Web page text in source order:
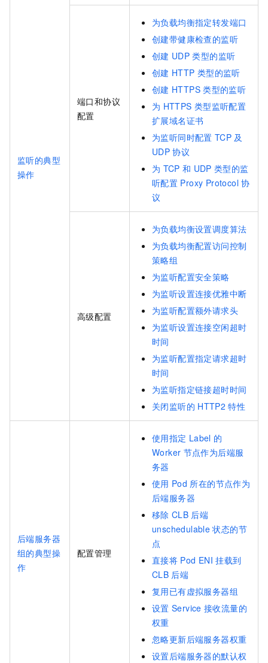
监听的典型
操作
端口和协议
配置
为负载均衡指定转发端口
创建带健康检查的监听
创建 UDP 类型的监听
创建 HTTP 类型的监听
创建 HTTPS 类型的监听
为 HTTPS 类型监听配置
扩展域名证书
为监听同时配置 TCP 及
UDP 协议
为 TCP 和 UDP 类型的监
听配置 Proxy Protocol 协
议
高级配置
为负载均衡设置调度算法
为负载均衡配置访问控制
策略组
为监听配置安全策略
为监听设置连接优雅中断
为监听配置额外请求头
为监听设置连接空闲超时
时间
为监听配置指定请求超时
时间
为监听指定链接超时时间
关闭监听的 HTTP2 特性
后端服务器
组的典型操
作
配置管理
使用指定 Label 的
Worker 节点作为后端服
务器
使用 Pod 所在的节点作为
后端服务器
移除 CLB 后端
unschedulable 状态的节
点
直接将 Pod ENI 挂载到
CLB 后端
复用已有虚拟服务器组
设置 Service 接收流量的
权重
忽略更新后端服务器权重
设置后端服务器的默认权